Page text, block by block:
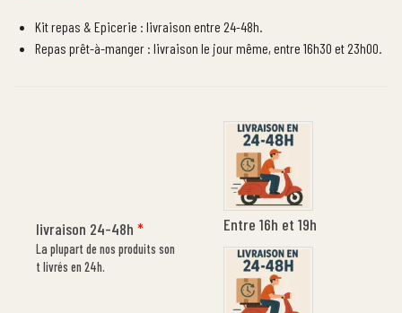
Kit repas & Epicerie : livraison entre 24-48h.
Repas prêt-à-manger : livraison le jour même, entre 16h30 et 23h00.
livraison 24-48h*
La plupart de nos produits son
t livrés en 24h.
Entre 16h et 19h